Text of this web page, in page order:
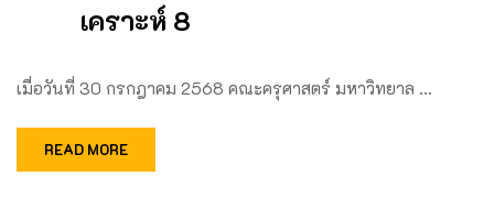
เคราะห์ 8
เมื่อวันที่ 30 กรกฎาคม 2568 คณะครุศาสตร์ มหาวิทยาล …
READ MORE